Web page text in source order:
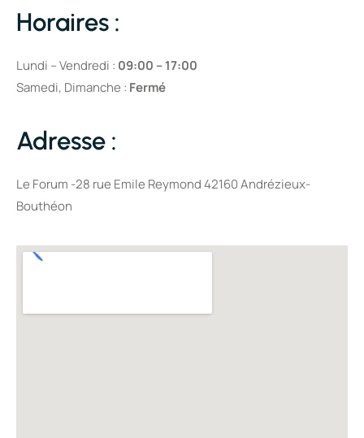
Horaires :
Lundi – Vendredi : 09:00 – 17:00
Samedi, Dimanche : Fermé
Adresse :
Le Forum -28 rue Emile Reymond 42160 Andrézieux-
Bouthéon